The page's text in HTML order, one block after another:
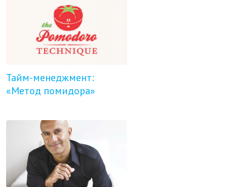
Тайм-менеджмент:
«Метод помидора»